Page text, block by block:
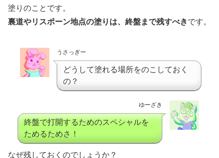
塗りのことです。
裏道やリスポーン地点の塗りは、終盤まで残すべきです。
うさっぎー
どうして塗れる場所をのこしておく
の？
ゆーざき
終盤で打開するためのスペシャルを
ためるためさ！
なぜ残しておくのでしょうか？